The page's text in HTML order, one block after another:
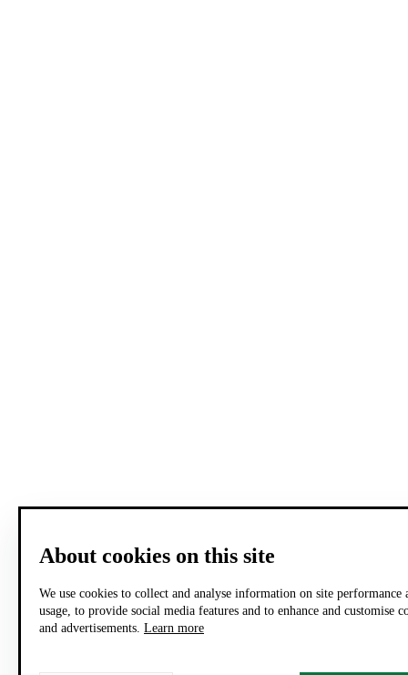
About cookies on this site
We use cookies to collect and analyse information on site performance
usage, to provide social media features and to enhance and customise
and advertisements. Learn more